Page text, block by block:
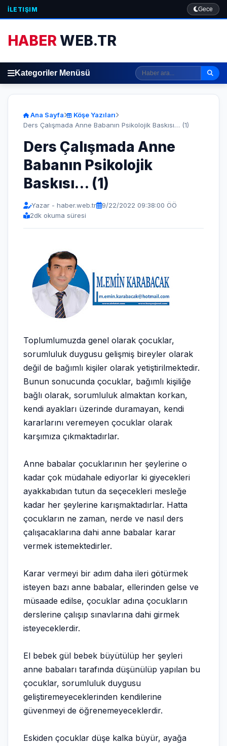
İLETIŞIM Gece
HABERWEB.TR
Kategoriler Menüsü
Ana Sayfa
Köşe Yazıları
​Ders Çalışmada Anne Babanın Psikolojik Baskısı… (1)
​Ders Çalışmada Anne
Babanın Psikolojik
Baskısı… (1)
Yazar - haber.web.tr
9/22/2022 09:38:00 ÖÖ
2dk okuma süresi
Toplumlumuzda genel olarak çocuklar,
sorumluluk duygusu gelişmiş bireyler olarak
değil de bağımlı kişiler olarak yetiştirilmektedir.
Bunun sonucunda çocuklar, bağımlı kişiliğe
bağlı olarak, sorumluluk almaktan korkan,
kendi ayakları üzerinde duramayan, kendi
kararlarını veremeyen çocuklar olarak
karşımıza çıkmaktadırlar.
Anne babalar çocuklarının her şeylerine o
kadar çok müdahale ediyorlar ki giyecekleri
ayakkabıdan tutun da seçecekleri mesleğe
kadar her şeylerine karışmaktadırlar. Hatta
çocukların ne zaman, nerde ve nasıl ders
çalışacaklarına dahi anne babalar karar
vermek istemektedirler.
Karar vermeyi bir adım daha ileri götürmek
isteyen bazı anne babalar, ellerinden gelse ve
müsaade edilse, çocuklar adına çocukların
derslerine çalışıp sınavlarına dahi girmek
isteyeceklerdir.
El bebek gül bebek büyütülüp her şeyleri
anne babaları tarafında düşünülüp yapılan bu
çocuklar, sorumluluk duygusu
geliştiremeyeceklerinden kendilerine
güvenmeyi de öğrenemeyeceklerdir.
Eskiden çocuklar düşe kalka büyür, ayağa